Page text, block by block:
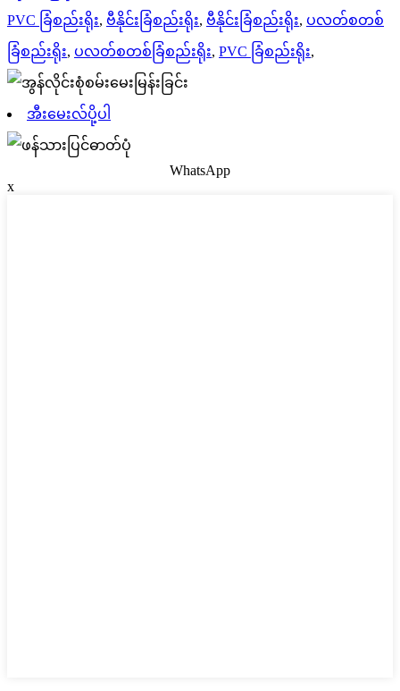
PVC ခြံစည်းရိုး, ဗီနိုင်းခြံစည်းရိုး, ဗီနိုင်းခြံစည်းရိုး, ပလတ်စတစ်
ခြံစည်းရိုး, ပလတ်စတစ်ခြံစည်းရိုး, PVC ခြံစည်းရိုး,
အီးမေးလ်ပို့ပါ
WhatsApp
x